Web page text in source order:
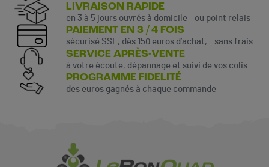
LIVRAISON RAPIDE
en 3 à 5 jours ouvrés à domicile ou point relais
PAIEMENT EN 3 / 4 FOIS
sécurisé SSL, dès 150 euros d’achat, sans frais
SERVICE APRÈS-VENTE
à votre écoute, dépannage et suivi de vos colis
PROGRAMME FIDELITÉ
des euros gagnés à chaque commande